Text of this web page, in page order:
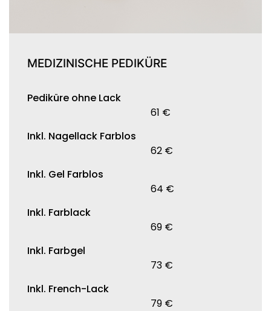
MEDIZINISCHE PEDIKÜRE
Pediküre ohne Lack
61 €
Inkl. Nagellack Farblos
62 €
Inkl. Gel Farblos
64 €
Inkl. Farblack
69 €
Inkl. Farbgel
73 €
Inkl. French-Lack
79 €